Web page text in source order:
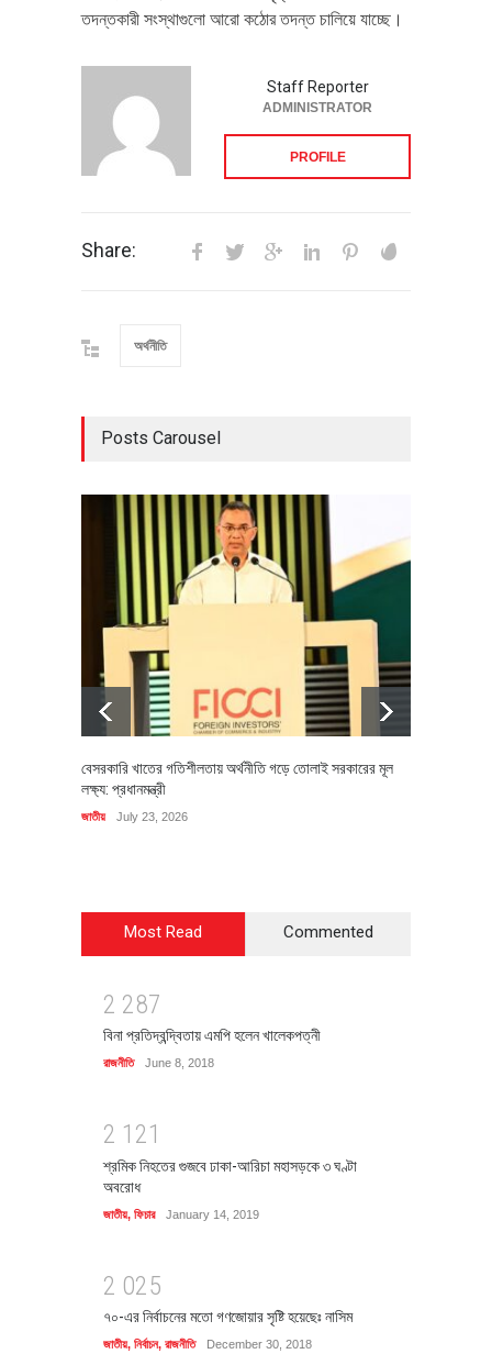
তদন্তকারী সংস্থাগুলো আরো কঠোর তদন্ত চালিয়ে যাচ্ছে।
Staff Reporter
ADMINISTRATOR
PROFILE
Share:
অর্থনীতি
Posts Carousel
বেসরকারি খাতের গতিশীলতায় অর্থনীতি গড়ে তোলাই সরকারের মূল
লক্ষ্য: প্রধানমন্ত্রী
জাতীয় July 23, 2026
Most Read Commented
2 287
বিনা প্রতিদ্বন্দ্বিতায় এমপি হলেন খালেকপত্নী
রাজনীতি June 8, 2018
2 1 21
শ্রমিক নিহতের গুজবে ঢাকা-আরিচা মহাসড়কে ৩ ঘণ্টা
অবরোধ
জাতীয়, ফিচার January 14, 2019
2 025
৭০-এর নির্বাচনের মতো গণজোয়ার সৃষ্টি হয়েছেঃ নাসিম
জাতীয়, নির্বাচন, রাজনীতি December 30, 2018